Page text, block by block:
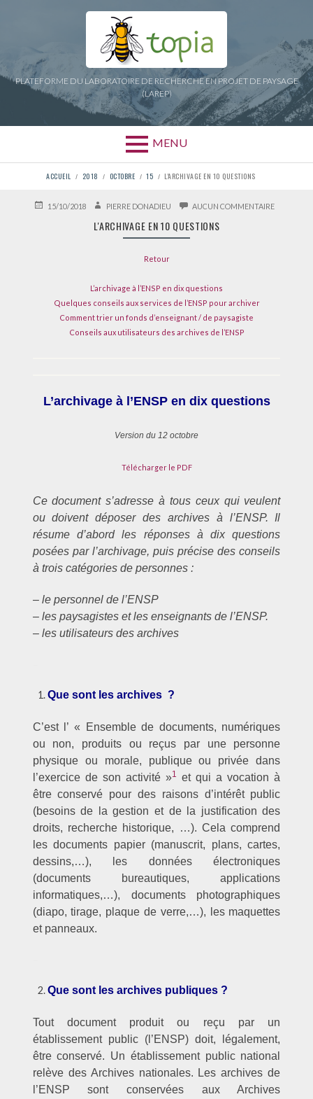
PLATEFORME DU LABORATOIRE DE RECHERCHE EN PROJET DE PAYSAGE
(LAREP)
MENU
D'ARIANE
ACCUEIL 2018 OCTOBRE 15 L'ARCHIVAGE EN 10 QUESTIONS
PUBLIÉ15/10/2018 AUTEURPIERRE DONADIEU AUCUN COMMENTAIRESUR
L'ARCHIVAGE EN 10 QUESTIONS
Retour
L’archivage à l’ENSP en dix questions
Quelques conseils aux services de l’ENSP pour archiver
Comment trier un fonds d’enseignant / de paysagiste
Conseils aux utilisateurs des archives de l’ENSP
L’archivage à l’ENSP en dix questions
Version du 12 octobre
Télécharger le PDF
Ce document s’adresse à tous ceux qui veulent
ou doivent déposer des archives à l’ENSP. Il
résume d’abord les réponses à dix questions
posées par l’archivage, puis précise des conseils
à trois catégories de personnes :
– le personnel de l’ENSP
– les paysagistes et les enseignants de l’ENSP.
– les utilisateurs des archives
Que sont les archives ?
C’est l’ « Ensemble de documents, numériques
ou non, produits ou reçus par une personne
physique ou morale, publique ou privée dans
l’exercice de son activité »1 et qui a vocation à
être conservé pour des raisons d’intérêt public
(besoins de la gestion et de la justification des
droits, recherche historique, …). Cela comprend
les documents papier (manuscrit, plans, cartes,
dessins,…), les données électroniques
(documents bureautiques, applications
informatiques,…), documents photographiques
(diapo, tirage, plaque de verre,…), les maquettes
et panneaux.
Que sont les archives publiques ?
Tout document produit ou reçu par un
établissement public (l’ENSP) doit, légalement,
être conservé. Un établissement public national
relève des Archives nationales. Les archives de
l’ENSP sont conservées aux Archives